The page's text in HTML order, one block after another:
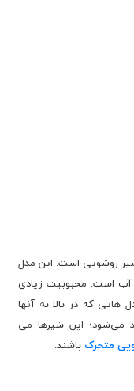
روشویی است. این مدل
آب است. محبوبیت زیادی
که در بالا به آنها
می‌شود؛ این شیرها می
متحرک باشند.